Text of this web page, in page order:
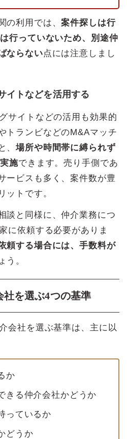
の利用では、案件探しは行
行っていないため、別途仲
ならない点には注意しまし
トなどを活用する
サイトなどの活用も効果的
トランビなどのM&Aマッチ
、場所や時間帯に縛られず
施できます。売り手側であ
ービスも多く、案件数が豊
ットです。
談と同様に、仲介業務につ
に依頼する必要がありま
頼する場合には、手数料が
う。
を選ぶ4つの基準
会社を選ぶ基準は、主に以
か
きる仲介会社かどうか
っているか
どうか